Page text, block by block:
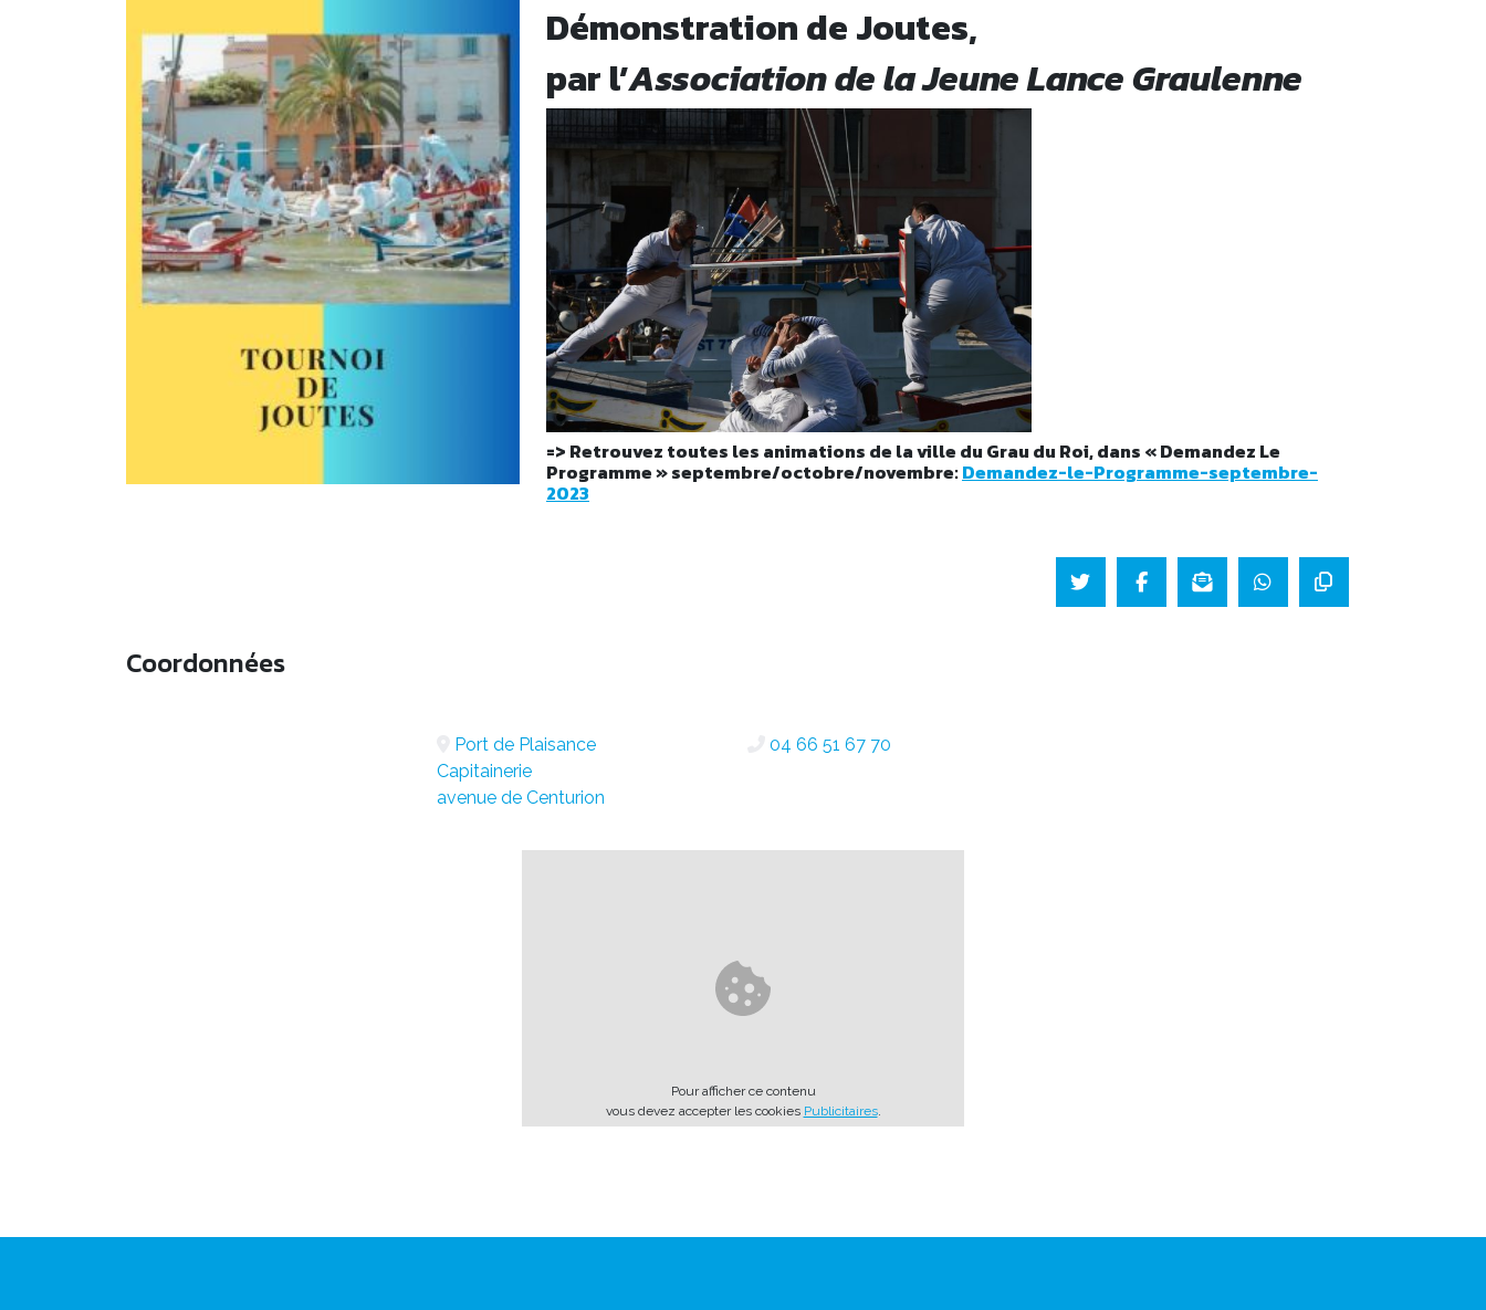
Démonstration de Joutes,
par l’Association de la Jeune Lance Graulenne
=> Retrouvez toutes les animations de la ville du Grau du Roi, dans « Demandez Le
Programme » septembre/octobre/novembre:Demandez-le-Programme-septembre-
2023
Coordonnées
Port de Plaisance
Capitainerie
avenue de Centurion
04 66 51 67 70
Pour afficher ce contenu
vous devez accepter les cookies Publicitaires.